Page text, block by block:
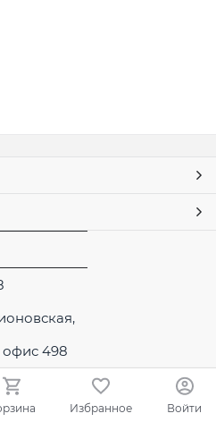
офис 498
Избранное Войти